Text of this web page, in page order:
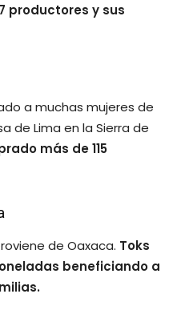
productores y sus
a muchas mujeres de
de Lima en la Sierra de
más de 115
de Oaxaca. Toks
beneficiando a